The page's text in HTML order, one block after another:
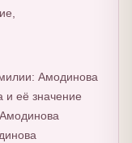
Амодинова
её значение